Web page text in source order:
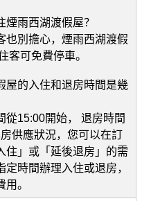
煙雨西湖渡假屋？
也別擔心，煙雨西湖渡假
客可免費停車。
屋的入住和退房時間是幾
從15:00開始， 退房時間
供應狀況，您可以在訂
住」或「延後退房」的需
定時間辦理入住或退房，
。